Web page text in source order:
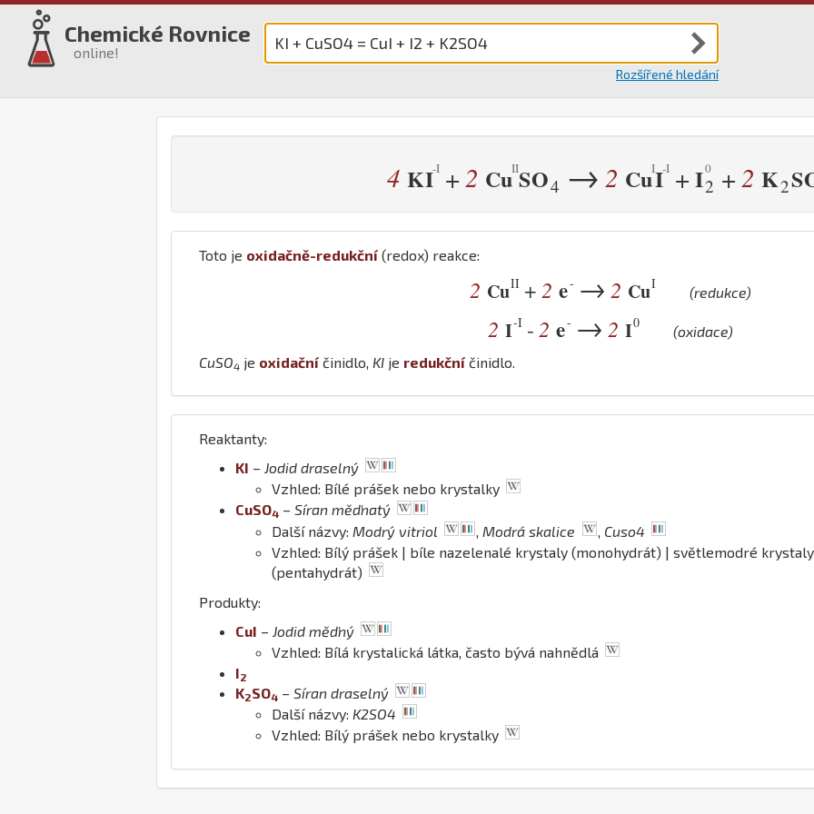
Chemické Rovnice
online!
Rozšířené hledání
4 KI +2 CuSO4 → 2 CuI + I2 +2 K2S
Toto je oxidačně-redukční (redox) reakce:
2 CuII + 2 e- → 2 CuI
(redukce)
2 I-I - 2 e- → 2 I0
(oxidace)
CuSO4 je oxidační činidlo, KI je redukční činidlo.
Reaktanty:
KI – Jodid draselný
Vzhled: Bílé prášek nebo krystalky
CuSO4 – Síran měďnatý
Další názvy: Modrý vitriol Modrá skalice
Cuso4
Vzhled: Bílý prášek | bíle nazelenalé krystaly (monohydrát) | světlemodré
(pentahydrát)
Produkty:
CuI – Jodid měďný
Vzhled: Bílá krystalická látka, často bývá nahnědlá
I2
K2SO4 – Síran draselný
Další názvy: K2SO4
Vzhled: Bílý prášek nebo krystalky